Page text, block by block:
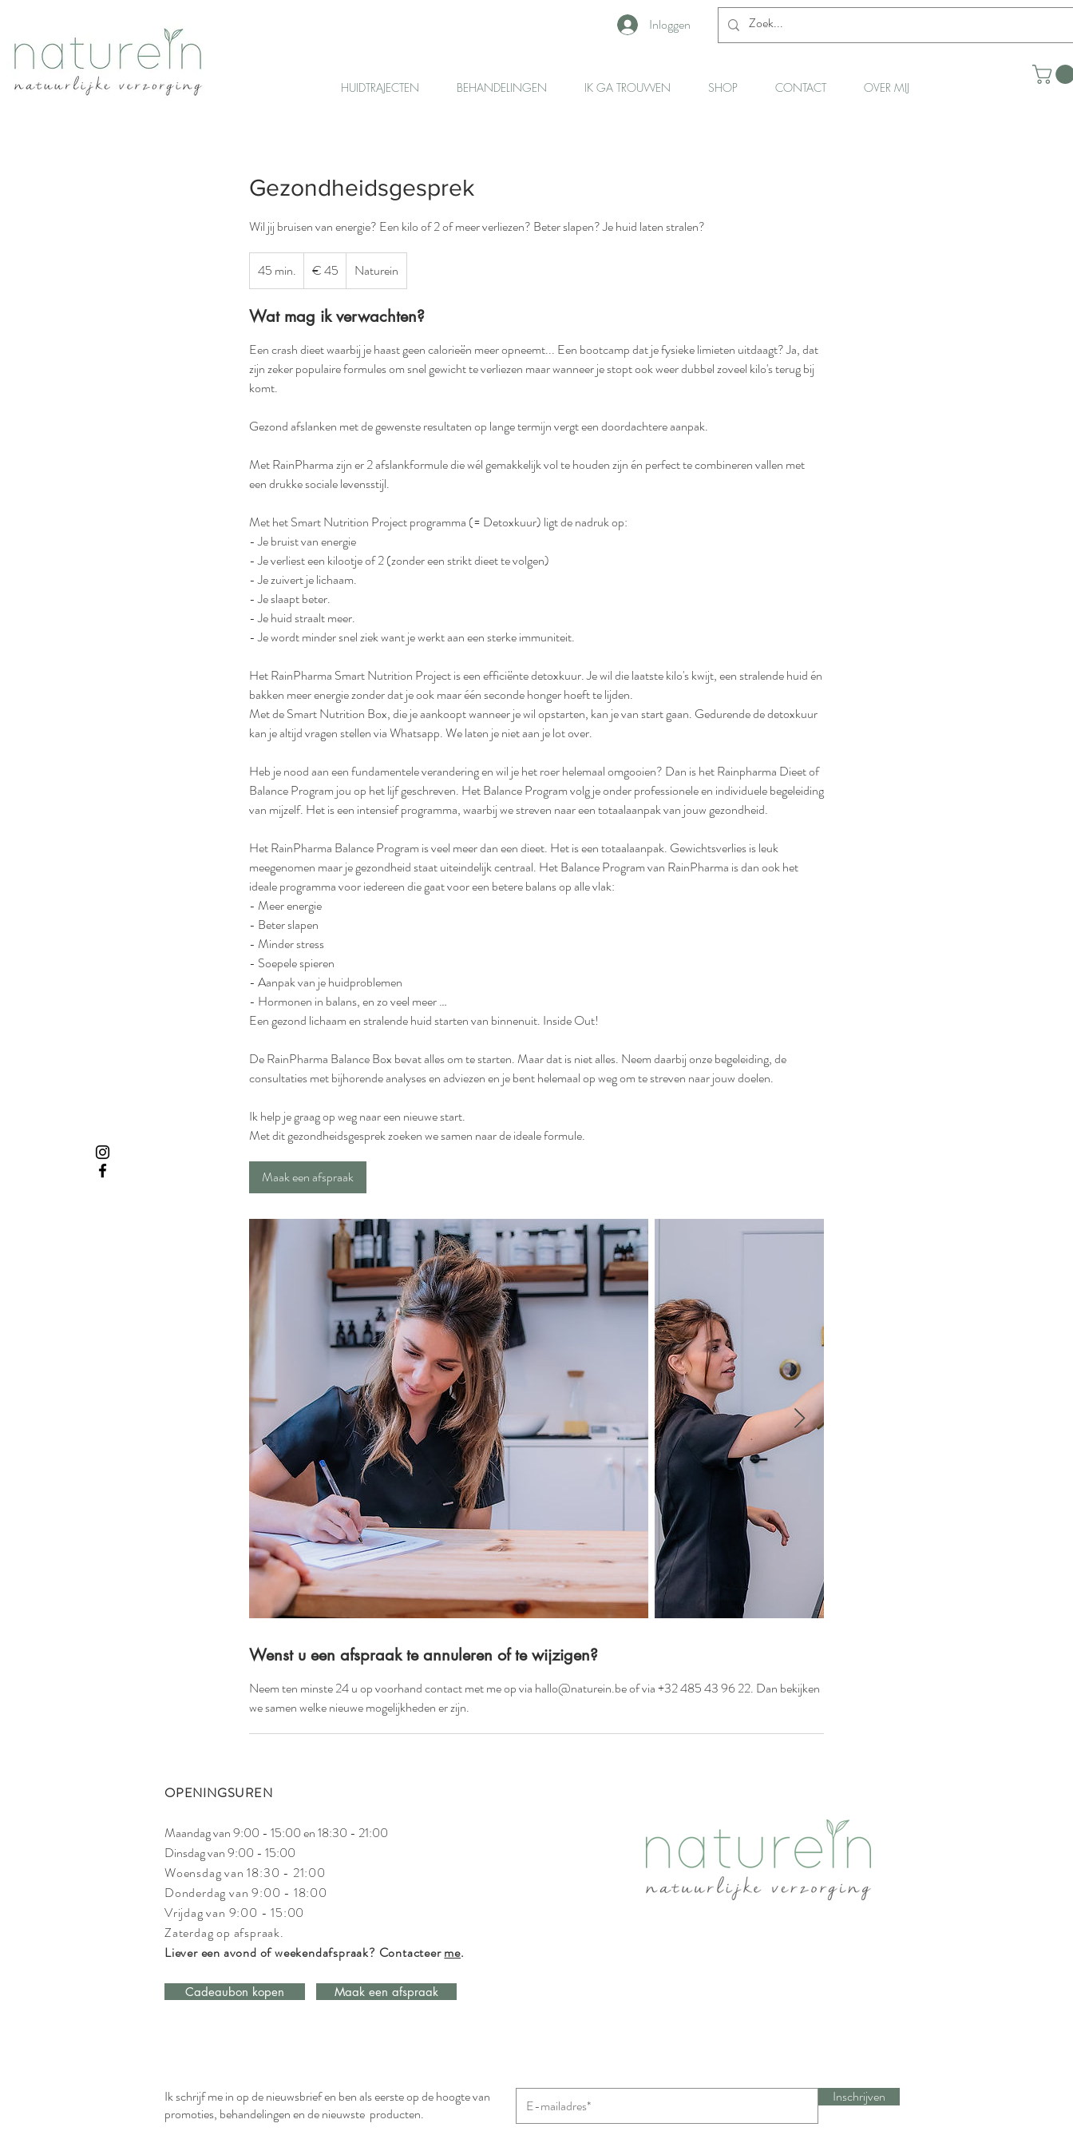
Inloggen
HUIDTRAJECTEN BEHANDELINGEN IK GA TROUWEN SHOP CONTACT OVER MIJ
Gezondheidsgesprek
Wil jij bruisen van energie? Een kilo of 2 of meer verliezen? Beter slapen? Je huid laten stralen?
45 min.
5
n
.
euro
€ 45 Naturein
Wat mag ik verwachten?
Een crash dieet waarbij je haast geen calorieën meer opneemt... Een bootcamp dat je fysieke limieten uitdaagt? Ja, dat
zijn zeker populaire formules om snel gewicht te verliezen maar wanneer je stopt ook weer dubbel zoveel kilo's terug bij
komt.
Gezond afslanken met de gewenste resultaten op lange termijn vergt een doordachtere aanpak.
Met RainPharma zijn er 2 afslankformule die wél gemakkelijk vol te houden zijn én perfect te combineren vallen met
een drukke sociale levensstijl.
Met het Smart Nutrition Project programma (= Detoxkuur) ligt de nadruk op:
- Je bruist van energie
- Je verliest een kilootje of 2 (zonder een strikt dieet te volgen)
- Je zuivert je lichaam.
- Je slaapt beter.
- Je huid straalt meer.
- Je wordt minder snel ziek want je werkt aan een sterke immuniteit.
Het RainPharma Smart Nutrition Project is een efficiënte detoxkuur. Je wil die laatste kilo's kwijt, een stralende huid én
bakken meer energie zonder dat je ook maar één seconde honger hoeft te lijden.
Met de Smart Nutrition Box, die je aankoopt wanneer je wil opstarten, kan je van start gaan. Gedurende de detoxkuur
kan je altijd vragen stellen via Whatsapp. We laten je niet aan je lot over.
Heb je nood aan een fundamentele verandering en wil je het roer helemaal omgooien? Dan is het Rainpharma Dieet of
Balance Program jou op het lijf geschreven. Het Balance Program volg je onder professionele en individuele begeleiding
van mijzelf. Het is een intensief programma, waarbij we streven naar een totaalaanpak van jouw gezondheid.
Het RainPharma Balance Program is veel meer dan een dieet. Het is een totaalaanpak. Gewichtsverlies is leuk
meegenomen maar je gezondheid staat uiteindelijk centraal. Het Balance Program van RainPharma is dan ook het
ideale programma voor iedereen die gaat voor een betere balans op alle vlak:
- Meer energie
- Beter slapen
- Minder stress
- Soepele spieren
- Aanpak van je huidproblemen
- Hormonen in balans, en zo veel meer …
Een gezond lichaam en stralende huid starten van binnenuit. Inside Out!
De RainPharma Balance Box bevat alles om te starten. Maar dat is niet alles. Neem daarbij onze begeleiding, de
consultaties met bijhorende analyses en adviezen en je bent helemaal op weg om te streven naar jouw doelen.
Ik help je graag op weg naar een nieuwe start.
Met dit gezondheidsgesprek zoeken we samen naar de ideale formule.
Maak een afspraak
Wenst u een afspraak te annuleren of te wijzigen?
Neem ten minste 24 u op voorhand contact met me op via hallo@naturein.be of via +32 485 43 96 22. Dan bekijken
we samen welke nieuwe mogelijkheden er zijn.
OPENINGSUREN
Maandag van 9:00 - 15:00 en 18:30 - 21:00
Dinsdag van 9:00 - 15:00
Woensdag van 18:30 - 21:00
Donderdag van 9:00 - 18:00
Vrijdag van 9:00 - 15:00
Zaterdag op afspraak.
Liever een avond of weekendafspraak? Contacteerme.
Maak een afspraak
Cadeaubon kopen
Ik schrijf me in op de nieuwsbrief en ben als eerste op de hoogte van
promoties, behandelingen en de nieuwste producten.
Inschrijven